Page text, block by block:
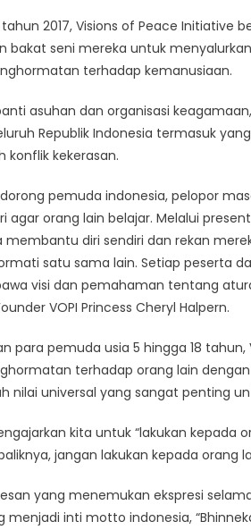
2017, Visions of Peace
bakat seni mereka untuk
terhadap kemanusiaan.
asuhan dan organisasi
Republik Indonesia termasuk
konflik kekerasan.
pemuda indonesia, pelopor
agar orang lain belajar. Melalui
diri sendiri dan rekan
satu sama lain. Setiap peserta
visi dan pemahaman tentang
VOPI Princess Cheryl Halpern.
para pemuda usia 5 hingga 18
terhadap orang lain
nilai universal yang sangat penting
kita untuk “lakukan kepada
jangan lakukan kepada orang
yang menemukan ekspresi
menjadi inti motto indonesia,